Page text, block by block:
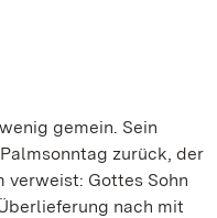
gemein. Sein
zurück, der
verweist: Gottes Sohn
nach mit